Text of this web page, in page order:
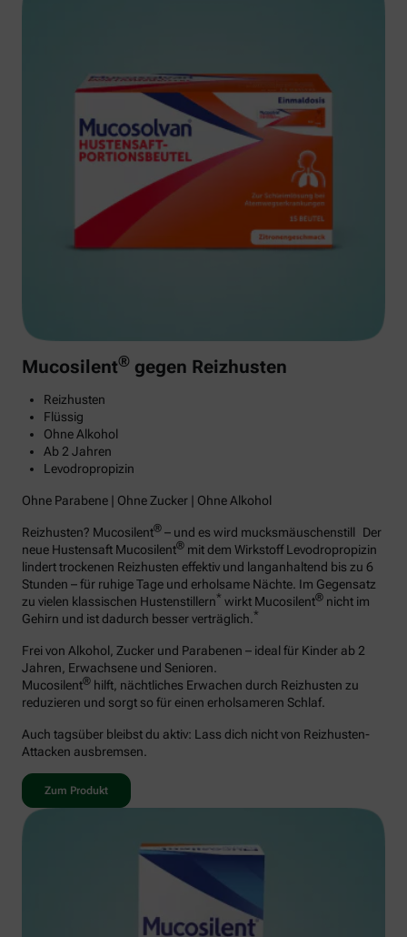
Mucosilent® gegen Reizhusten
Reizhusten
Flüssig
Ohne Alkohol
Ab 2 Jahren
Levodropropizin
Ohne Parabene | Ohne Zucker | Ohne Alkohol
Reizhusten? Mucosilent® – und es wird mucksmäuschenstill Der
neue Hustensaft Mucosilent® mit dem Wirkstoff Levodropropizin
lindert trockenen Reizhusten effektiv und langanhaltend bis zu 6
Stunden – für ruhige Tage und erholsame Nächte. Im Gegensatz
zu vielen klassischen Hustenstillern* wirkt Mucosilent® nicht im
Gehirn und ist dadurch besser verträglich. *
Frei von Alkohol, Zucker und Parabenen – ideal für Kinder ab 2
Jahren, Erwachsene und Senioren.
Mucosilent® hilft, nächtliches Erwachen durch Reizhusten zu
reduzieren und sorgt so für einen erholsameren Schlaf.
Auch tagsüber bleibst du aktiv: Lass dich nicht von Reizhusten-
Attacken ausbremsen.
Zum Produkt